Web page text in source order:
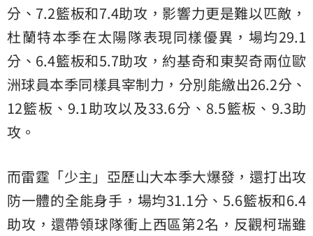
分、7.2籃板和7.4助攻，影響力更是難以匹敵，
杜蘭特本季在太陽隊表現同樣優異，場均29.1
分、6.4籃板和5.7助攻，約基奇和東契奇兩位歐
洲球員本季同樣具宰制力，分別能繳出26.2分、
12籃板、9.1助攻以及33.6分、8.5籃板、9.3助
攻。
而雷霆「少主」亞歷山大本季大爆發，還打出攻
防一體的全能身手，場均31.1分、5.6籃板和6.4
助攻，還帶領球隊衝上西區第2名，反觀柯瑞雖